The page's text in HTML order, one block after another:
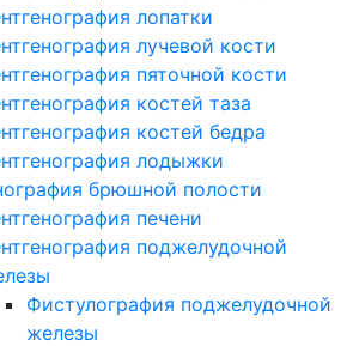
лопатки
лучевой кости
пяточной кости
костей таза
костей бедра
лодыжки
брюшной полости
печени
поджелудочной
Фистулография поджелудочной
железы